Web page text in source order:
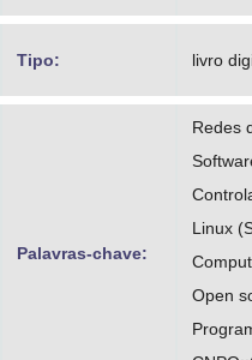
Tipo: livro
Palavras-chave:
Redes
Linux
Open